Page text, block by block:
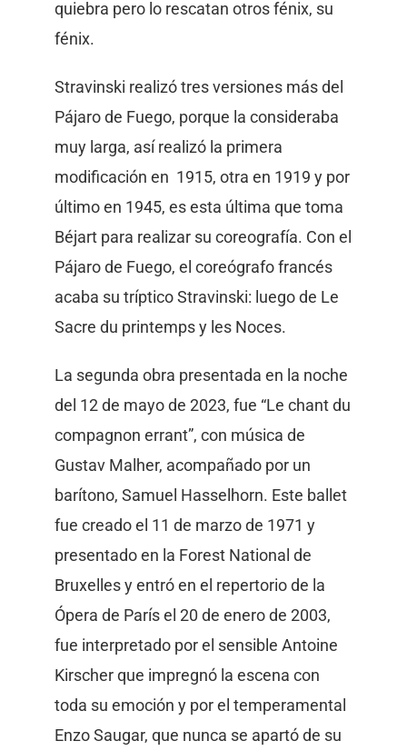
quiebra pero lo rescatan otros fénix, su
fénix.
Stravinski realizó tres versiones más del
Pájaro de Fuego, porque la consideraba
muy larga, así realizó la primera
modificación en 1915, otra en 1919 y por
último en 1945, es esta última que toma
Béjart para realizar su coreografía. Con el
Pájaro de Fuego, el coreógrafo francés
acaba su tríptico Stravinski: luego de Le
Sacre du printemps y les Noces.
La segunda obra presentada en la noche
del 12 de mayo de 2023, fue “Le chant du
compagnon errant”, con música de
Gustav Malher, acompañado por un
barítono, Samuel Hasselhorn. Este ballet
fue creado el 11 de marzo de 1971 y
presentado en la Forest National de
Bruxelles y entró en el repertorio de la
Ópera de París el 20 de enero de 2003,
fue interpretado por el sensible Antoine
Kirscher que impregnó la escena con
toda su emoción y por el temperamental
Enzo Saugar, que nunca se apartó de su